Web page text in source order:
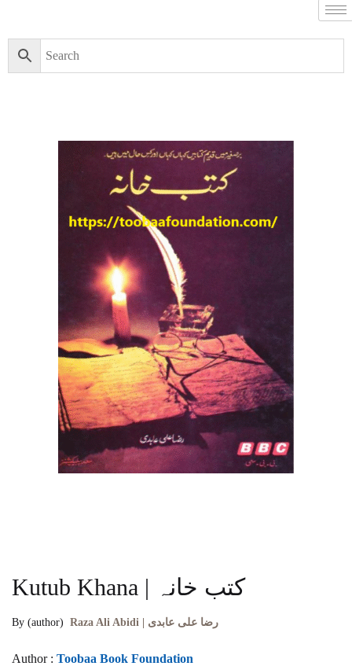
Kutub Khana | کتب خانہ
By (author) Raza Ali Abidi | رضا علی عابدی
Author : Toobaa Book Foundation